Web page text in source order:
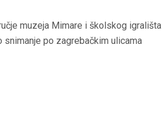
muzeja Mimare i školskog igrališta
snimanje po zagrebačkim ulicama